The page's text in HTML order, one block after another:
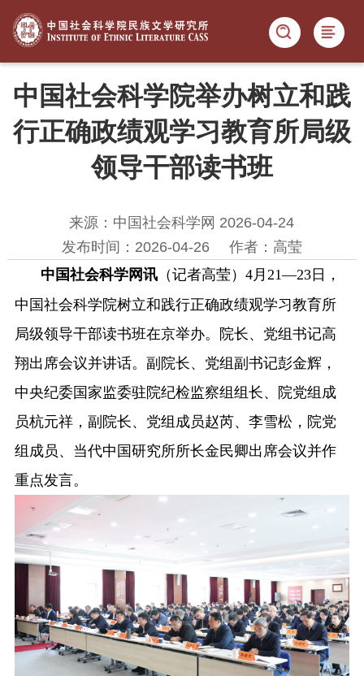
中国社会科学院举办树立和践
行正确政绩观学习教育所局级
领导干部读书班
来源：中国社会科学网 2026-04-24
发布时间：2026-04-26
作者：高莹
中国社会科学网讯（记者高莹）4月21—23日，
中国社会科学院树立和践行正确政绩观学习教育所
局级领导干部读书班在京举办。院长、党组书记高
翔出席会议并讲话。副院长、党组副书记彭金辉，
中央纪委国家监委驻院纪检监察组组长、院党组成
员杭元祥，副院长、党组成员赵芮、李雪松，院党
组成员、当代中国研究所所长金民卿出席会议并作
重点发言。